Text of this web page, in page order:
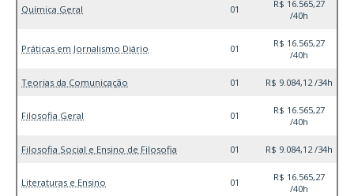
Química Geral 01
R$ 16.565,27
/40h
Práticas em Jornalismo Diário 01
R$ 16.565,27
/40h
Teorias da Comunicação 01 R$ 9.084,12 /34h
Filosofia Geral 01
R$ 16.565,27
/40h
Filosofia Social e Ensino de Filosofia 01 R$ 9.084,12 /34h
Literaturas e Ensino 01
R$ 16.565,27
/40h